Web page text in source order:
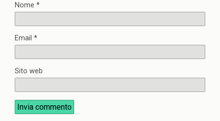
Nome *
Email *
Sito web